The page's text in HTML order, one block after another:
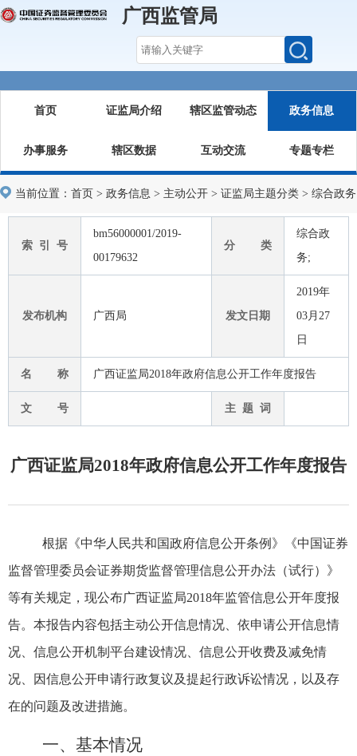
广西监管局
首页 证监局介绍 辖区监管动态 政务信息
办事服务 辖区数据 互动交流 专题专栏
当前位置： 首页 > 政务信息 > 主动公开 > 证监局主题分类 > 综合政务
索 引 号
bm56000001/2019-
00179632
分 类
综合政
务;
发布机构 广西局 发文日期
2019年
03月27
日
名 称 广西证监局2018年政府信息公开工作年度报告
文 号 主 题 词
广西证监局2018年政府信息公开工作年度报告
根据《中华人民共和国政府信息公开条例》《中国证券
监督管理委员会证券期货监督管理信息公开办法（试行）》
等有关规定，现公布广西证监局2018年监管信息公开年度报
告。本报告内容包括主动公开信息情况、依申请公开信息情
况、信息公开机制平台建设情况、信息公开收费及减免情
况、因信息公开申请行政复议及提起行政诉讼情况，以及存
在的问题及改进措施。
一、基本情况